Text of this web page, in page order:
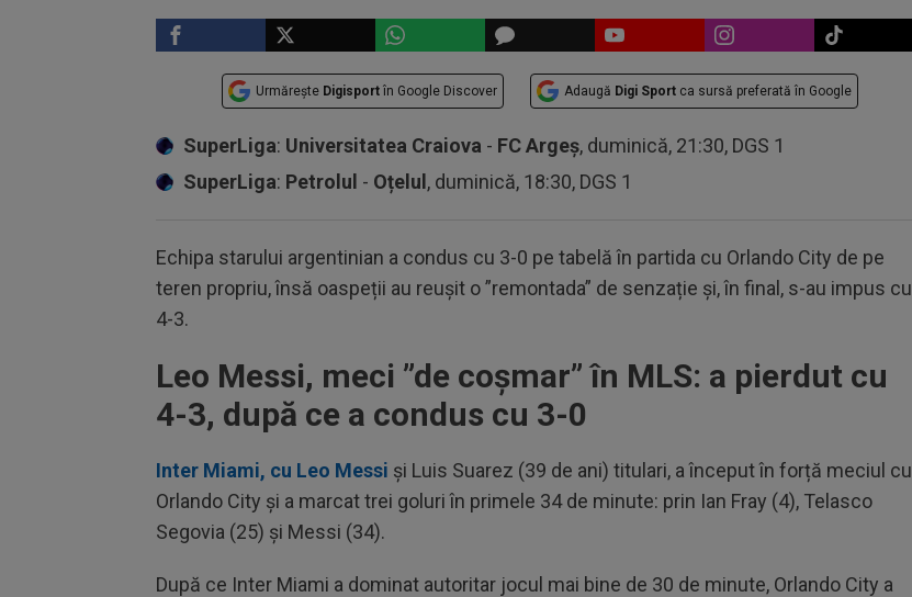
Urmărește Digisport în Google Discover Adaugă Digi Sport ca sursă preferată în Google
SuperLiga: Universitatea Craiova - FC Argeș, duminică, 21:30, DGS 1
SuperLiga: Petrolul - Oțelul , duminică, 18:30, DGS 1
Echipa starului argentinian a condus cu 3-0 pe tabelă în partida cu Orlando City de pe
teren propriu, însă oaspeții au reușit o ”remontada” de senzație și, în final, s-au impus cu
4-3.
Leo Messi, meci ”de coșmar” în MLS: a pierdut cu
4-3, după ce a condus cu 3-0
Inter Miami, cu Leo Messi și Luis Suarez (39 de ani) titulari, a început în forță meciul cu
Orlando City și a marcat trei goluri în primele 34 de minute: prin Ian Fray (4), Telasco
Segovia (25) și Messi (34).
După ce Inter Miami a dominat autoritar jocul mai bine de 30 de minute, Orlando City a